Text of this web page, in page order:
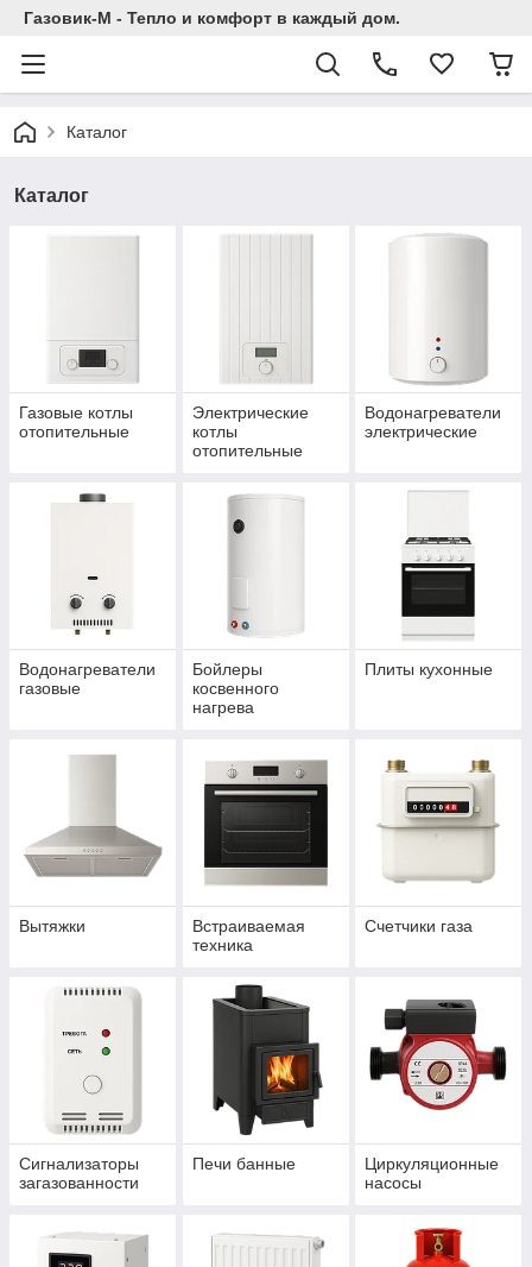
Газовик-М - Тепло и комфорт в каждый дом.
Каталог
Каталог
Газовые котлы
отопительные
Электрические
котлы
отопительные
Водонагреватели
электрические
Водонагреватели
газовые
Бойлеры
косвенного
нагрева
Плиты кухонные
Вытяжки
Встраиваемая
техника
Счетчики газа
Сигнализаторы
загазованности
Печи банные
Циркуляционные
насосы